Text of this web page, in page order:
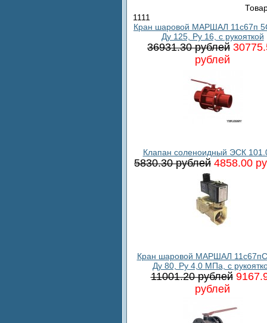
1111
Кран шаровой МАРШАЛ 11с67п
Ду 125, Ру 16, с рукояткой
36931.30 рублей
рублей
Клапан соленоидный ЭСК
5830.30 рублей 4858.00
Кран шаровой МАРШАЛ
Ду 80, Ру 4,0 МПа, с
11001.20 рублей
рублей